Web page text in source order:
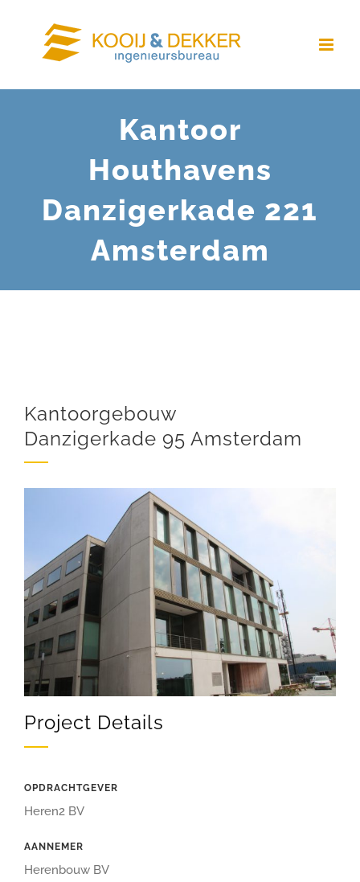
Kantoor
Houthavens
Danzigerkade 221
Amsterdam
Kantoorgebouw
Danzigerkade 95 Amsterdam
Project Details
OPDRACHTGEVER
Heren2 BV
AANNEMER
Herenbouw BV